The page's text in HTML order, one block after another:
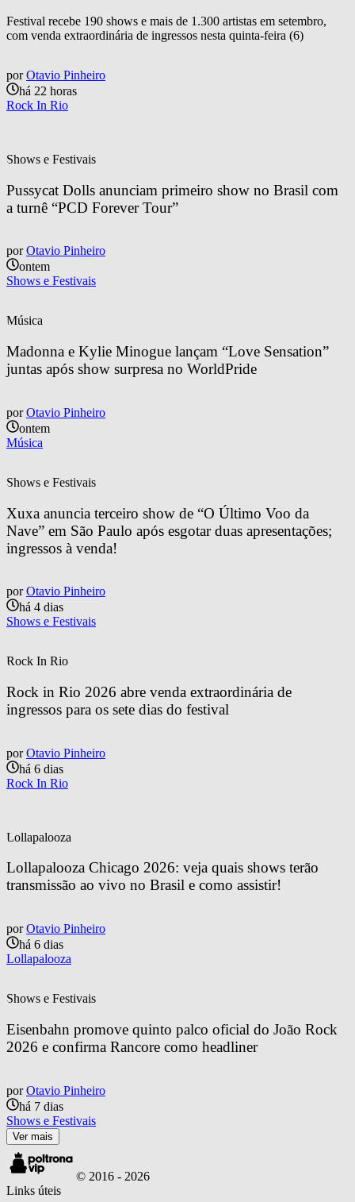
Festival recebe 190 shows e mais de 1.300 artistas em setembro,
com venda extraordinária de ingressos nesta quinta-feira (6)
por Otavio Pinheiro
há 22 horas
Rock In Rio
Shows e Festivais
Pussycat Dolls anunciam primeiro show no Brasil com
a turnê “PCD Forever Tour”
por Otavio Pinheiro
ontem
Shows e Festivais
Música
Madonna e Kylie Minogue lançam “Love Sensation”
juntas após show surpresa no WorldPride
por Otavio Pinheiro
ontem
Música
Shows e Festivais
Xuxa anuncia terceiro show de “O Último Voo da
Nave” em São Paulo após esgotar duas apresentações;
ingressos à venda!
por Otavio Pinheiro
há 4 dias
Shows e Festivais
Rock In Rio
Rock in Rio 2026 abre venda extraordinária de
ingressos para os sete dias do festival
por Otavio Pinheiro
há 6 dias
Rock In Rio
Lollapalooza
Lollapalooza Chicago 2026: veja quais shows terão
transmissão ao vivo no Brasil e como assistir!
por Otavio Pinheiro
há 6 dias
Lollapalooza
Shows e Festivais
Eisenbahn promove quinto palco oficial do João Rock
2026 e confirma Rancore como headliner
por Otavio Pinheiro
há 7 dias
Shows e Festivais
Ver mais
© 2016 - 2026
Links úteis